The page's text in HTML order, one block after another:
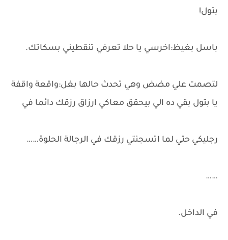
بتول!
باسل بغيظ:اخرسي يا حلا تعرفي تنقطيني بسكاتك.
لتصمت علي مضض وهي تحدث حالها بغل:واقعة واقفة
يا بتول بقي ده الي بيحقق معاكي ارزاق رزقك دائما في
رجليكي حتي لما اتسجنتي رزقك في الرجالة الحلوة……
……
في الداخل.